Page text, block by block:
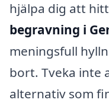
hjälpa dig att
begravning i
meningsfull
bort. Tveka inte
alternativ som